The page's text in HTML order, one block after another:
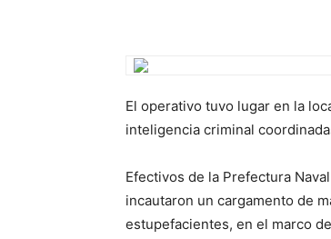
El operativo tuvo lugar en la
inteligencia criminal
Efectivos de la Prefectura
incautaron un cargamento de
estupefacientes, en el marco